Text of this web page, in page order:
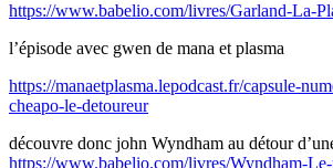
https://www.babelio.com/livres/Garland-La-
l’épisode avec gwen de mana et plasma
https://manaetplasma.lepodcast.fr/capsule-
cheapo-le-detoureur
découvre donc john Wyndham au détour
https://www.babelio.com/livres/Wyndham-